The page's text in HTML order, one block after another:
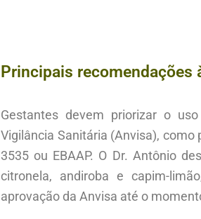
Principais recomendações
Gestantes devem priorizar o
Vigilância Sanitária (Anvisa), como
3535 ou EBAAP. O Dr. Antônio
citronela, andiroba e capim-
aprovação da Anvisa até o